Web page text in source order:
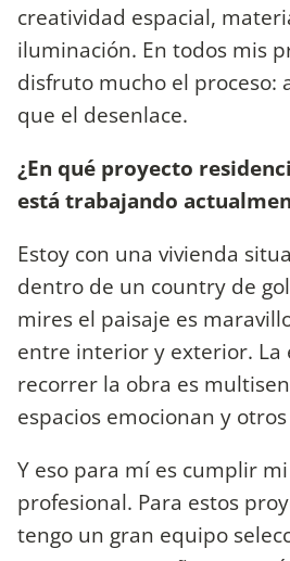
creatividad espacial,
iluminación. En todos mis
disfruto mucho el proceso:
que el desenlace.
¿En qué proyecto
está trabajando
Estoy con una vivienda
dentro de un country de
mires el paisaje es
entre interior y exterior. La
recorrer la obra es
espacios emocionan y
Y eso para mí es cumplir
profesional. Para estos
tengo un gran equipo